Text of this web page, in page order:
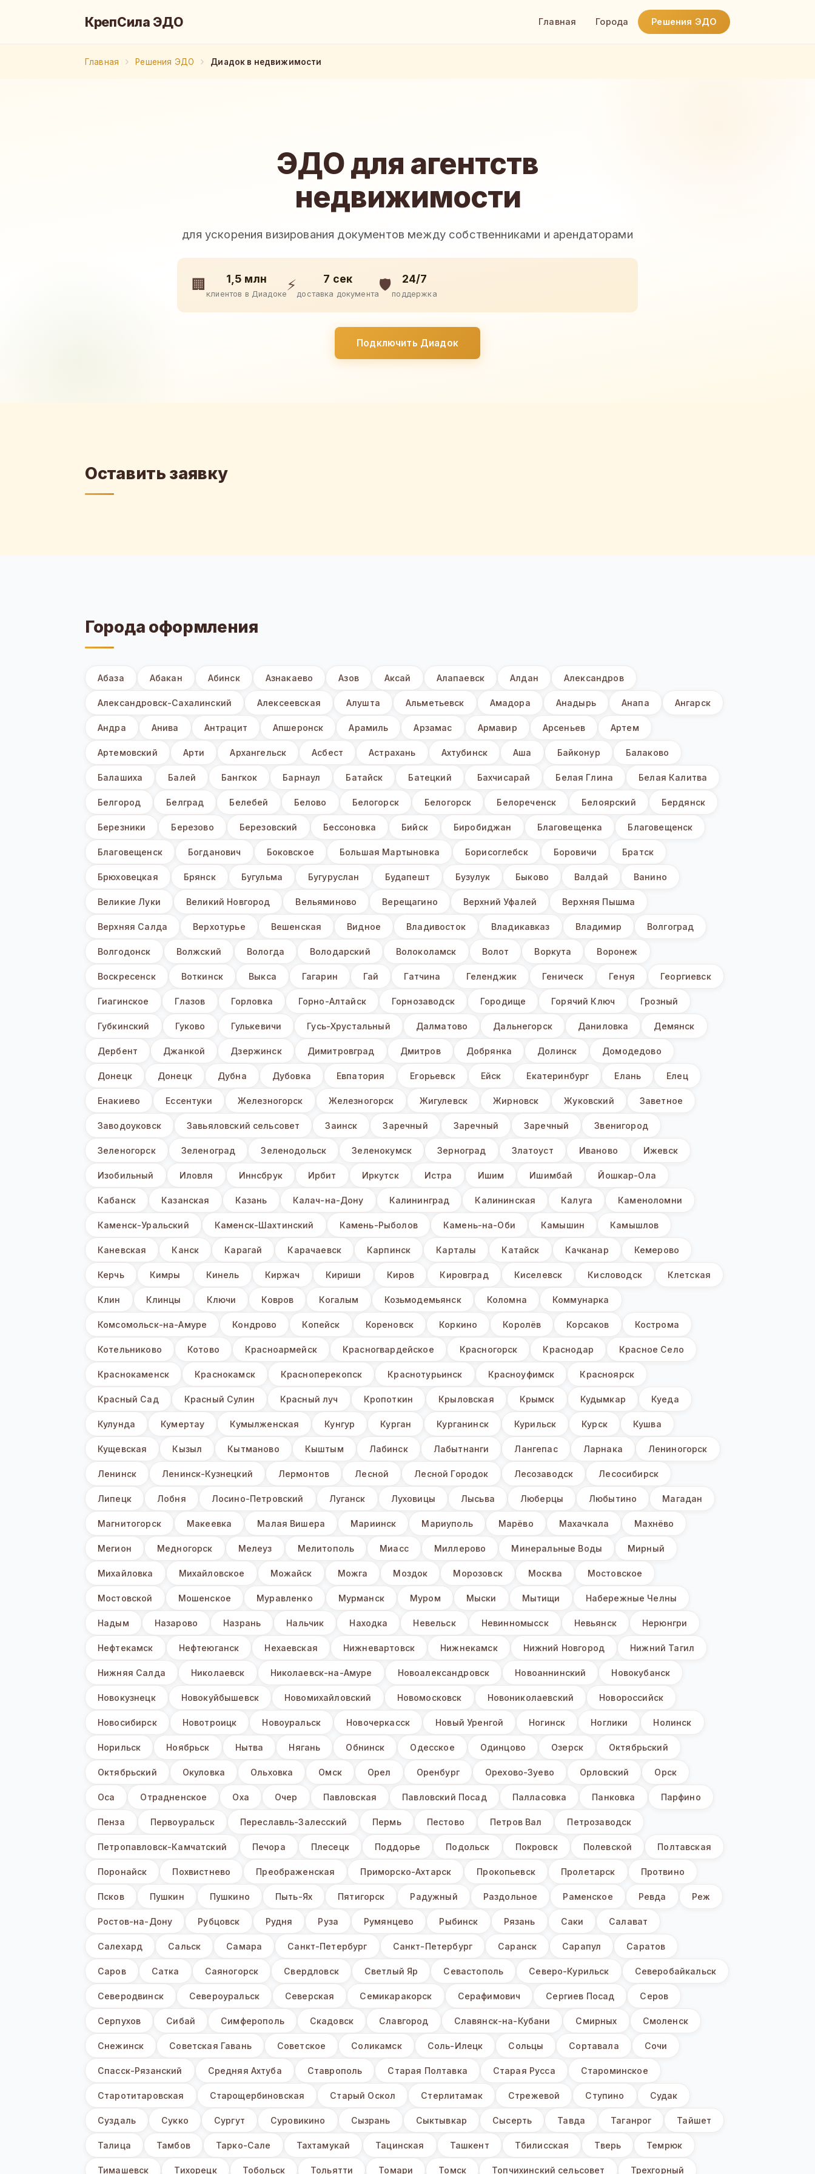
КрепСила ЭДО Главная Города Решения ЭДО
Главная Решения ЭДО Диадок в недвижимости
ЭДО для агентств
недвижимости
для ускорения визирования документов между собственниками и арендаторами
🏢 1,5 млн
клиентов в Диадоке
⚡ 7 сек
доставка документа
🛡️ 24/7
поддержка
Подключить Диадок
Оставить заявку
Города оформления
Абаза Абакан Абинск Азнакаево Азов Аксай Алапаевск Алдан Александров
Александровск-Сахалинский Алексеевская Алушта Альметьевск Амадора Анадырь Анапа Ангарск
Андра Анива Антрацит Апшеронск Арамиль Арзамас Армавир Арсеньев Артем
Артемовский Арти Архангельск Асбест Астрахань Ахтубинск Аша Байконур Балаково
Балашиха Балей Бангкок Барнаул Батайск Батецкий Бахчисарай Белая Глина Белая Калитва
Белгород Белград Белебей Белово Белогорск Белогорск Белореченск Белоярский Бердянск
Березники Березово Березовский Бессоновка Бийск Биробиджан Благовещенка Благовещенск
Благовещенск Богданович Боковское Большая Мартыновка Борисоглебск Боровичи Братск
Брюховецкая Брянск Бугульма Бугуруслан Будапешт Бузулук Быково Валдай Ванино
Великие Луки Великий Новгород Вельяминово Верещагино Верхний Уфалей Верхняя Пышма
Верхняя Салда Верхотурье Вешенская Видное Владивосток Владикавказ Владимир Волгоград
Волгодонск Волжский Вологда Володарский Волоколамск Волот Воркута Воронеж
Воскресенск Воткинск Выкса Гагарин Гай Гатчина Геленджик Геническ Генуя Георгиевск
Гиагинское Глазов Горловка Горно-Алтайск Горнозаводск Городище Горячий Ключ Грозный
Губкинский Гуково Гулькевичи Гусь-Хрустальный Далматово Дальнегорск Даниловка Демянск
Дербент Джанкой Дзержинск Димитровград Дмитров Добрянка Долинск Домодедово
Донецк Донецк Дубна Дубовка Евпатория Егорьевск Ейск Екатеринбург Елань Елец
Енакиево Ессентуки Железногорск Железногорск Жигулевск Жирновск Жуковский Заветное
Заводоуковск Завьяловский сельсовет Заинск Заречный Заречный Заречный Звенигород
Зеленогорск Зеленоград Зеленодольск Зеленокумск Зерноград Златоуст Иваново Ижевск
Изобильный Иловля Иннсбрук Ирбит Иркутск Истра Ишим Ишимбай Йошкар-Ола
Кабанск Казанская Казань Калач-на-Дону Калининград Калининская Калуга Каменоломни
Каменск-Уральский Каменск-Шахтинский Камень-Рыболов Камень-на-Оби Камышин Камышлов
Каневская Канск Карагай Карачаевск Карпинск Карталы Катайск Качканар Кемерово
Керчь Кимры Кинель Киржач Кириши Киров Кировград Киселевск Кисловодск Клетская
Клин Клинцы Ключи Ковров Когалым Козьмодемьянск Коломна Коммунарка
Комсомольск-на-Амуре Кондрово Копейск Кореновск Коркино Королёв Корсаков Кострома
Котельниково Котово Красноармейск Красногвардейское Красногорск Краснодар Красное Село
Краснокаменск Краснокамск Красноперекопск Краснотурьинск Красноуфимск Красноярск
Красный Сад Красный Сулин Красный луч Кропоткин Крыловская Крымск Кудымкар Куеда
Кулунда Кумертау Кумылженская Кунгур Курган Курганинск Курильск Курск Кушва
Кущевская Кызыл Кытманово Кыштым Лабинск Лабытнанги Лангепас Ларнака Лениногорск
Ленинск Ленинск-Кузнецкий Лермонтов Лесной Лесной Городок Лесозаводск Лесосибирск
Липецк Лобня Лосино-Петровский Луганск Луховицы Лысьва Люберцы Любытино Магадан
Магнитогорск Макеевка Малая Вишера Мариинск Мариуполь Марёво Махачкала Махнёво
Мегион Медногорск Мелеуз Мелитополь Миасс Миллерово Минеральные Воды Мирный
Михайловка Михайловское Можайск Можга Моздок Морозовск Москва Мостовское
Мостовской Мошенское Муравленко Мурманск Муром Мыски Мытищи Набережные Челны
Надым Назарово Назрань Нальчик Находка Невельск Невинномысск Невьянск Нерюнгри
Нефтекамск Нефтеюганск Нехаевская Нижневартовск Нижнекамск Нижний Новгород Нижний Тагил
Нижняя Салда Николаевск Николаевск-на-Амуре Новоалександровск Новоаннинский Новокубанск
Новокузнецк Новокуйбышевск Новомихайловский Новомосковск Новониколаевский Новороссийск
Новосибирск Новотроицк Новоуральск Новочеркасск Новый Уренгой Ногинск Ноглики Нолинск
Норильск Ноябрьск Нытва Нягань Обнинск Одесское Одинцово Озерск Октябрьский
Октябрьский Окуловка Ольховка Омск Орел Оренбург Орехово-Зуево Орловский Орск
Оса Отрадненское Оха Очер Павловская Павловский Посад Палласовка Панковка Парфино
Пенза Первоуральск Переславль-Залесский Пермь Пестово Петров Вал Петрозаводск
Петропавловск-Камчатский Печора Плесецк Поддорье Подольск Покровск Полевской Полтавская
Поронайск Похвистнево Преображенская Приморско-Ахтарск Прокопьевск Пролетарск Протвино
Псков Пушкин Пушкино Пыть-Ях Пятигорск Радужный Раздольное Раменское Ревда Реж
Ростов-на-Дону Рубцовск Рудня Руза Румянцево Рыбинск Рязань Саки Салават
Салехард Сальск Самара Санкт-Петербург Санкт-Петербург Саранск Сарапул Саратов
Саров Сатка Саяногорск Свердловск Светлый Яр Севастополь Северо-Курильск Северобайкальск
Северодвинск Североуральск Северская Семикаракорск Серафимович Сергиев Посад Серов
Серпухов Сибай Симферополь Скадовск Славгород Славянск-на-Кубани Смирных Смоленск
Снежинск Советская Гавань Советское Соликамск Соль-Илецк Сольцы Сортавала Сочи
Спасск-Рязанский Средняя Ахтуба Ставрополь Старая Полтавка Старая Русса Староминское
Старотитаровская Старощербиновская Старый Оскол Стерлитамак Стрежевой Ступино Судак
Суздаль Сукко Сургут Суровикино Сызрань Сыктывкар Сысерть Тавда Таганрог Тайшет
Талица Тамбов Тарко-Сале Тахтамукай Тацинская Ташкент Тбилисская Тверь Темрюк
Тимашевск Тихорецк Тобольск Тольятти Томари Томск Топчихинский сельсовет Трехгорный